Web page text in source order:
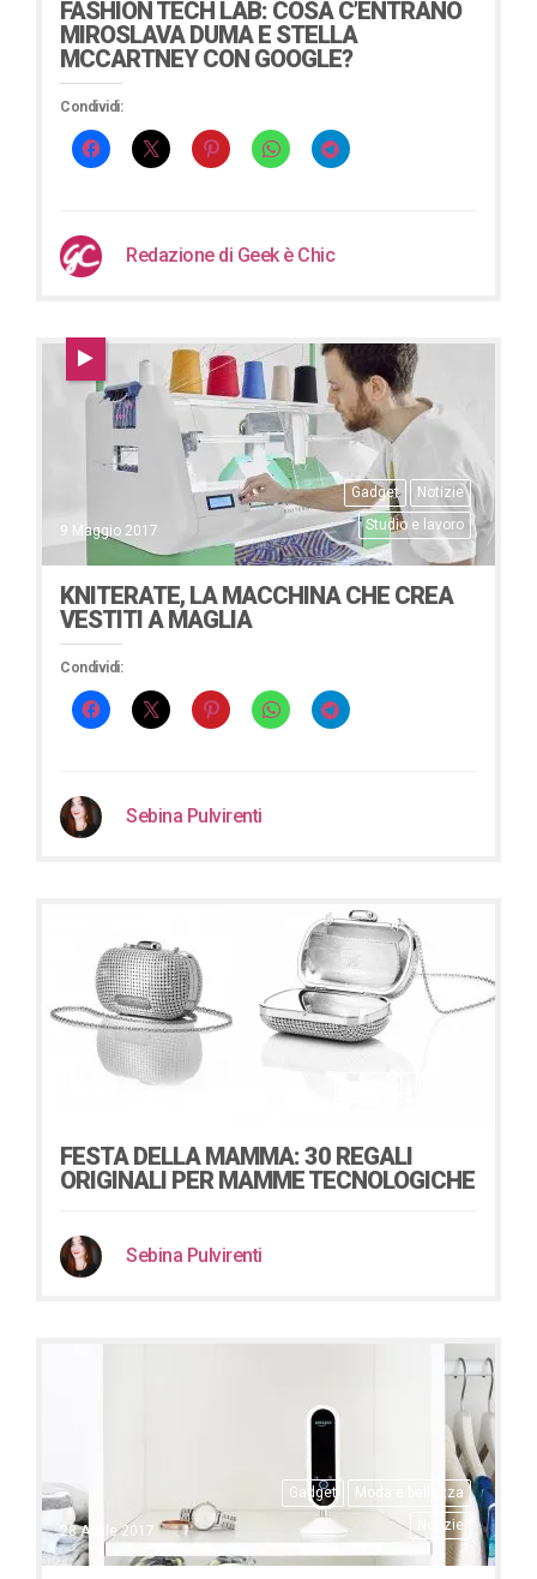
FASHION TECH LAB: COSA C’ENTRANO
MIROSLAVA DUMA E STELLA
MCCARTNEY CON GOOGLE?
Condividi:
Redazione di Geek è Chic
Gadget
Notizie
Studio e lavoro
9 Maggio 2017
KNITERATE, LA MACCHINA CHE CREA
VESTITI A MAGLIA
Condividi:
Sebina Pulvirenti
FESTA DELLA MAMMA: 30 REGALI
ORIGINALI PER MAMME TECNOLOGICHE
Sebina Pulvirenti
Gadget
Moda e bellezza
Notizie
28 Aprile 2017